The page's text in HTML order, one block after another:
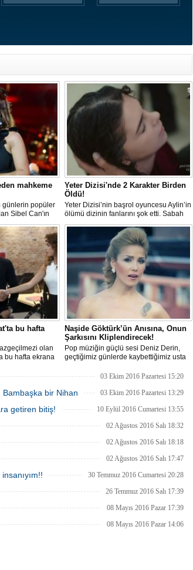
mahkeme
günlerin popüler
Sibel Can'ın
karar aylar
Yeter Dizisi'nde 2 Karakter Birden
Öldü!
Yeter Dizisi’nin başrol oyuncesu Aylin’in
ölümü dizinin fanlarını şok etti. Sabah
herkes uyandığında villanın havuzunda
suyun üstünde Aylin boğulmuş halde
bu hafta
olan
bu hafta ekrana
bulacak.
Naşide Göktürk’ün Anısına, Onun
Şarkısını Kliplendirecek!
Pop müziğin güçlü sesi Deniz Derin,
geçtiğimiz günlerde kaybettiğimiz usta
Rehin’ adlı şarkısını yeni albümünün
ünlü klip yönetmeni ‘Tamer Aydoğdu’
03 Ekim 2016 Pazartesi 15:20
bir Nihan 03 Ekim 2016 Pazartesi 13:29
getiren bitiş! 10 Eylül 2016 Cumartesi 13:55
02 Ağustos 2016 Salı 18:32
02 Ağustos 2016 Salı 18:18
02 Ağustos 2016 Salı 17:47
30 Temmuz 2016 Cumartesi 20:28
26 Temmuz 2016 Salı 17:39
08 Mayıs 2016 Pazar 17:39
08 Mayıs 2016 Pazar 14:06